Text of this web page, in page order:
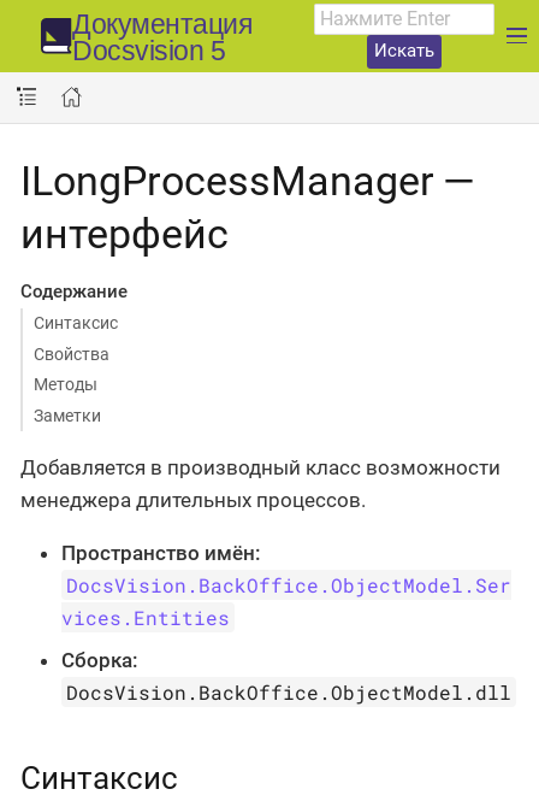
Документация
Docsvision 5
Искать
ILongProcessManager —
интерфейс
Содержание
Синтаксис
Свойства
Методы
Заметки
Добавляется в производный класс возможности
менеджера длительных процессов.
Пространство имён:
DocsVision.BackOffice.ObjectModel.Ser
vices.Entities
Сборка:
DocsVision.BackOffice.ObjectModel.dll
Синтаксис